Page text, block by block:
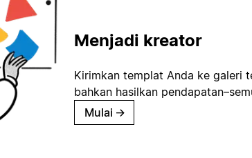
Menjadi kreator
Kirimkan templat Anda ke galeri
bahkan hasilkan
Mulai →